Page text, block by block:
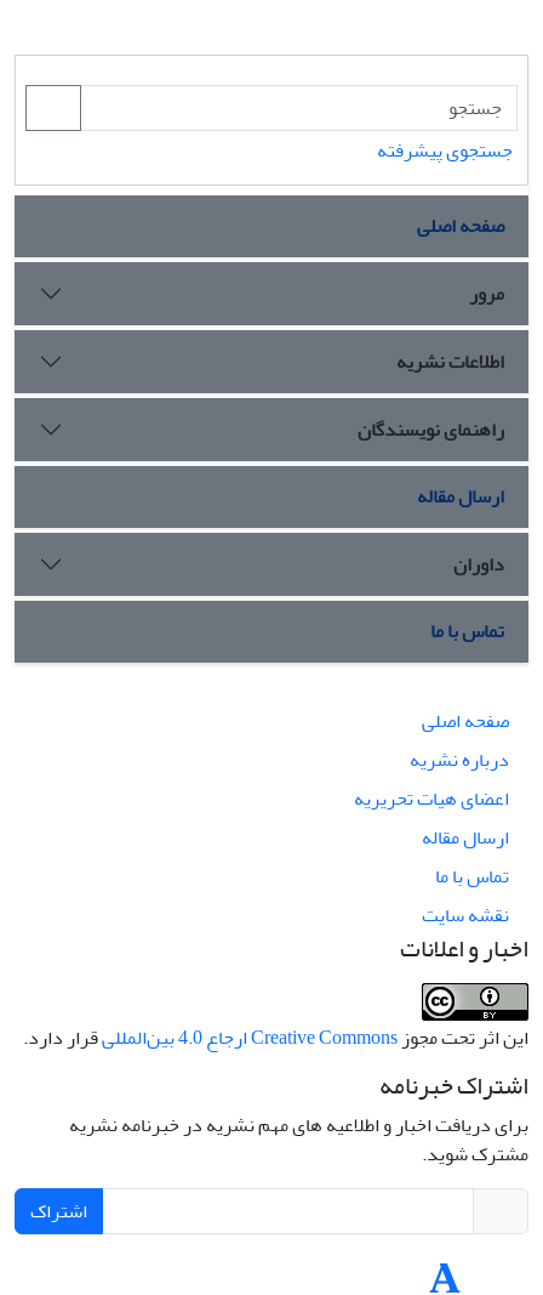
جستجوی پیشرفته
صفحه اصلی
مرور
اطلاعات نشریه
راهنمای نویسندگان
ارسال مقاله
داوران
تماس با ما
صفحه اصلی
درباره نشریه
اعضای هیات تحریریه
ارسال مقاله
تماس با ما
نقشه سایت
اخبار و اعلانات
این اثر تحت مجوزCreative Commons ارجاع 4.0 بین‌المللی قرار دارد.
اشتراک خبرنامه
برای دریافت اخبار و اطلاعیه های مهم نشریه در خبرنامه نشریه
مشترک شوید.
اشتراک